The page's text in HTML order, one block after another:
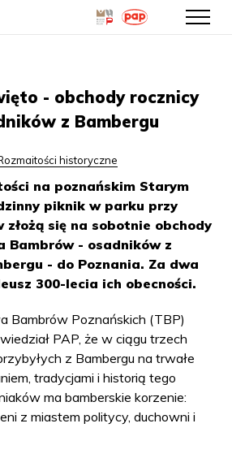
treści
- obchody rocznicy
z Bambergu
historyczne
na poznańskim Starym
piknik w parku przy
złożą się na sobotnie obchody
Bambrów - osadników z
- do Poznania. Za dwa
300-lecia ich obecności.
Bambrów Poznańskich (TBP)
PAP, że w ciągu trzech
z Bambergu na trwałe
tradycjami i historią tego
ma bamberskie korzenie:
z miastem politycy, duchowni i